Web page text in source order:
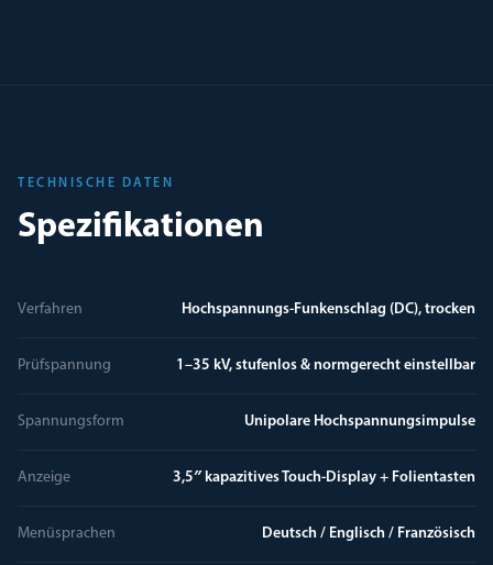
TECHNISCHE DATEN
Spezifikationen
Verfahren Hochspannungs-Funkenschlag (DC), trocken
Prüfspannung 1–35 kV, stufenlos & normgerecht einstellbar
Spannungsform Unipolare Hochspannungsimpulse
Anzeige 3,5″ kapazitives Touch-Display + Folientasten
Menüsprachen Deutsch / Englisch / Französisch